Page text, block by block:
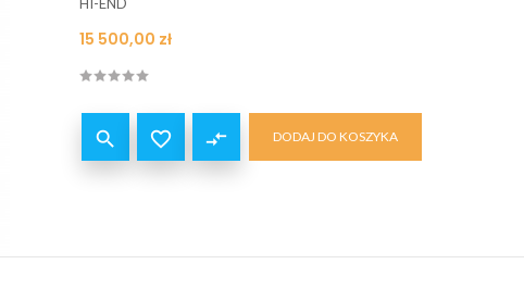
Cena
15 500,00 zł
  compare_arrows DODAJ DO KOSZYKA